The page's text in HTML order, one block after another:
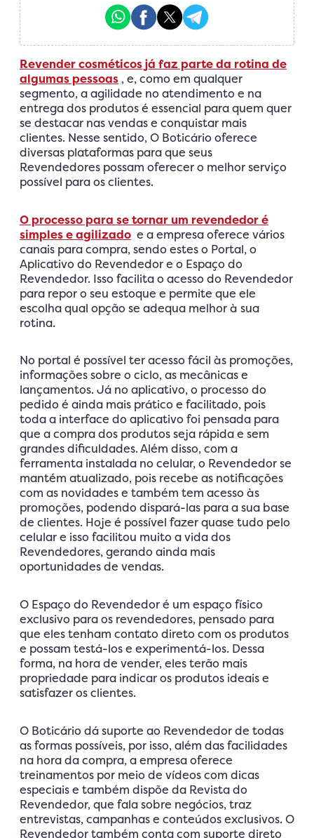
Revender cosméticos já faz parte da rotina de
algumas pessoas , e, como em qualquer
segmento, a agilidade no atendimento e na
entrega dos produtos é essencial para quem quer
se destacar nas vendas e conquistar mais
clientes. Nesse sentido, O Boticário oferece
diversas plataformas para que seus
Revendedores possam oferecer o melhor serviço
possível para os clientes.
O processo para se tornar um revendedor é
simples e agilizado e a empresa oferece vários
canais para compra, sendo estes o Portal, o
Aplicativo do Revendedor e o Espaço do
Revendedor. Isso facilita o acesso do Revendedor
para repor o seu estoque e permite que ele
escolha qual opção se adequa melhor à sua
rotina.
No portal é possível ter acesso fácil às promoções,
informações sobre o ciclo, as mecânicas e
lançamentos. Já no aplicativo, o processo do
pedido é ainda mais prático e facilitado, pois
toda a interface do aplicativo foi pensada para
que a compra dos produtos seja rápida e sem
grandes dificuldades. Além disso, com a
ferramenta instalada no celular, o Revendedor se
mantém atualizado, pois recebe as notificações
com as novidades e também tem acesso às
promoções, podendo dispará-las para a sua base
de clientes. Hoje é possível fazer quase tudo pelo
celular e isso facilitou muito a vida dos
Revendedores, gerando ainda mais
oportunidades de vendas.
O Espaço do Revendedor é um espaço físico
exclusivo para os revendedores, pensado para
que eles tenham contato direto com os produtos
e possam testá-los e experimentá-los. Dessa
forma, na hora de vender, eles terão mais
propriedade para indicar os produtos ideais e
satisfazer os clientes.
O Boticário dá suporte ao Revendedor de todas
as formas possíveis, por isso, além das facilidades
na hora da compra, a empresa oferece
treinamentos por meio de vídeos com dicas
especiais e também dispõe da Revista do
Revendedor, que fala sobre negócios, traz
entrevistas, campanhas e conteúdos exclusivos. O
Revendedor também conta com suporte direto